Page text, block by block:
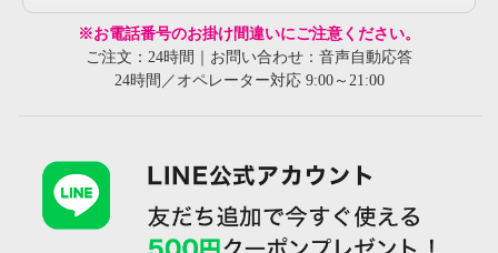
※お電話番号のお掛け間違いにご注意ください。
ご注文：24時間｜お問い合わせ：音声自動応答
24時間／オペレーター対応 9:00～21:00